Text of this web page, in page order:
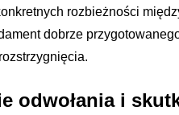
rozbieżności
dobrze
odwołania i